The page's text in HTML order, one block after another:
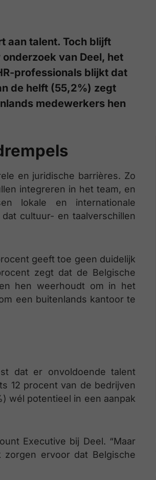
aan talent. Toch blijft
van Deel, het
professionals blijkt dat
de helft (55,2%) zegt
medewerkers hen
en juridische barrières. Zo
integreren in het team, en
lokale en internationale
cultuur- en taalverschillen
geeft toe geen duidelijk
zegt dat de Belgische
hen weerhoudt om in het
een buitenlands kantoor te
dat er onvoldoende talent
12 procent van de bedrijven
wél potentieel in een aanpak
Executive bij Deel. “Maar
zorgen ervoor dat Belgische